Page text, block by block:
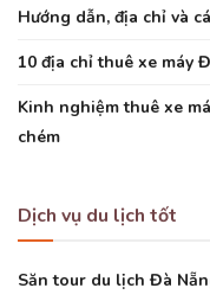
Hướng dẫn, địa chỉ và
10 địa chỉ thuê xe máy
Kinh nghiệm thuê xe
chém
Dịch vụ du lịch tốt
Săn tour du lịch Đà